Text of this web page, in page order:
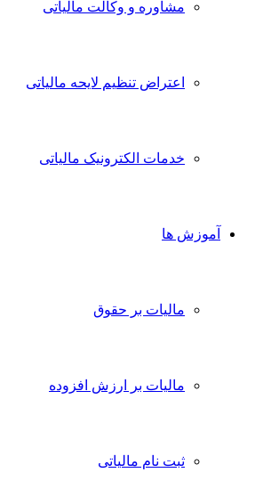
مشاوره و وکالت مالیاتی
اعتراض تنظیم لایحه مالیاتی
خدمات الکترونیک مالیاتی
آموزش ها
مالیات بر حقوق
مالیات بر ارزش افزوده
ثبت نام مالیاتی